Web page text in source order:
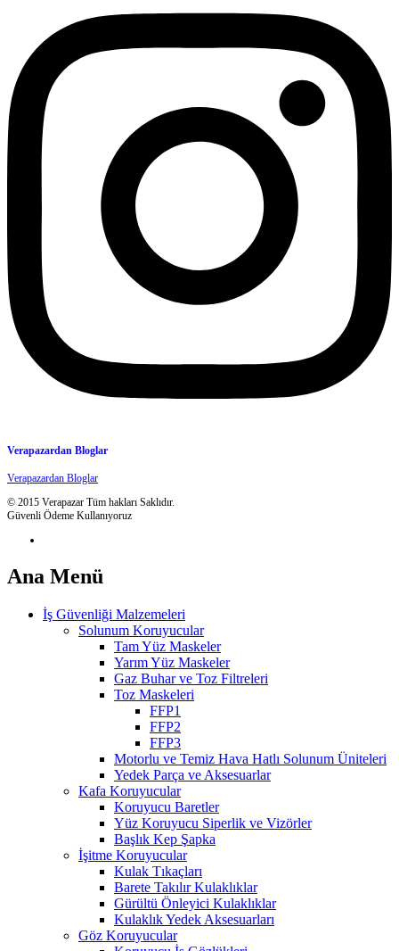
Verapazardan Bloglar
Verapazardan Bloglar
© 2015 Verapazar Tüm hakları Saklıdır.
Güvenli Ödeme Kullanıyoruz
Ana Menü
İş Güvenliği Malzemeleri
Solunum Koruyucular
Tam Yüz Maskeler
Yarım Yüz Maskeler
Gaz Buhar ve Toz Filtreleri
Toz Maskeleri
FFP1
FFP2
FFP3
Motorlu ve Temiz Hava Hatlı Solunum Üniteleri
Yedek Parça ve Aksesuarlar
Kafa Koruyucular
Koruyucu Baretler
Yüz Koruyucu Siperlik ve Vizörler
Başlık Kep Şapka
İşitme Koruyucular
Kulak Tıkaçları
Barete Takılır Kulaklıklar
Gürültü Önleyici Kulaklıklar
Kulaklık Yedek Aksesuarları
Göz Koruyucular